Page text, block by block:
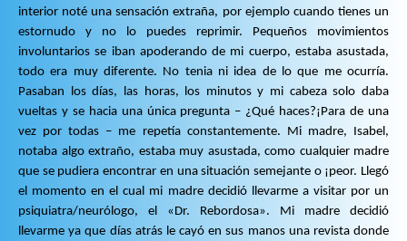
interior noté una sensación extraña, por ejemplo cuando tienes un
estornudo y no lo puedes reprimir. Pequeños movimientos
involuntarios se iban apoderando de mi cuerpo, estaba asustada,
todo era muy diferente. No tenia ni idea de lo que me ocurría.
Pasaban los días, las horas, los minutos y mi cabeza solo daba
vueltas y se hacia una única pregunta – ¿Qué haces?¡Para de una
vez por todas – me repetía constantemente. Mi madre, Isabel,
notaba algo extraño, estaba muy asustada, como cualquier madre
que se pudiera encontrar en una situación semejante o ¡peor. Llegó
el momento en el cual mi madre decidió llevarme a visitar por un
psiquiatra/neurólogo, el «Dr. Rebordosa». Mi madre decidió
llevarme ya que días atrás le cayó en sus manos una revista donde